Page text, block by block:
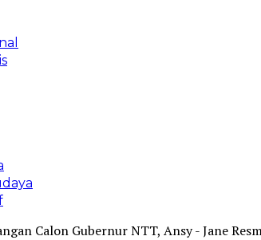
Calon Gubernur NTT, Ansy - Jane